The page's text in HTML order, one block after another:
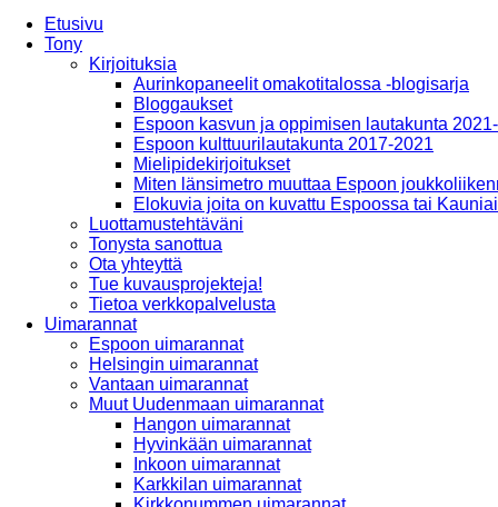
Etusivu
Tony
Kirjoituksia
Aurinkopaneelit omakotitalossa -blogisarja
Bloggaukset
Espoon kasvun ja oppimisen lautakunta
Espoon kulttuurilautakunta 2017-2021
Mielipidekirjoitukset
Miten länsimetro muuttaa Espoon
Elokuvia joita on kuvattu Espoossa tai
Luottamustehtäväni
Tonysta sanottua
Ota yhteyttä
Tue kuvausprojekteja!
Tietoa verkkopalvelusta
Uimarannat
Espoon uimarannat
Helsingin uimarannat
Vantaan uimarannat
Muut Uudenmaan uimarannat
Hangon uimarannat
Hyvinkään uimarannat
Inkoon uimarannat
Karkkilan uimarannat